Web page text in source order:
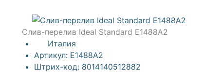
Слив-перелив Ideal Standard E1488A2
Италия
Артикул: E1488A2
Штрих-код: 8014140512882